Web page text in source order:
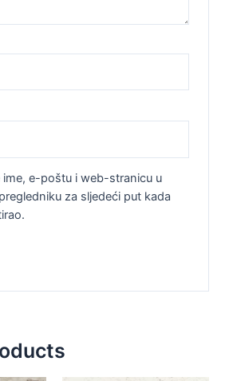
ime, e-poštu i web-stranicu u
za sljedeći put kada